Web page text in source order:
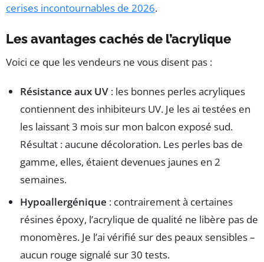
cerises incontournables de 2026.
Les avantages cachés de l’acrylique
Voici ce que les vendeurs ne vous disent pas :
Résistance aux UV : les bonnes perles acryliques
contiennent des inhibiteurs UV. Je les ai testées en
les laissant 3 mois sur mon balcon exposé sud.
Résultat : aucune décoloration. Les perles bas de
gamme, elles, étaient devenues jaunes en 2
semaines.
Hypoallergénique : contrairement à certaines
résines époxy, l’acrylique de qualité ne libère pas de
monomères. Je l’ai vérifié sur des peaux sensibles –
aucun rouge signalé sur 30 tests.